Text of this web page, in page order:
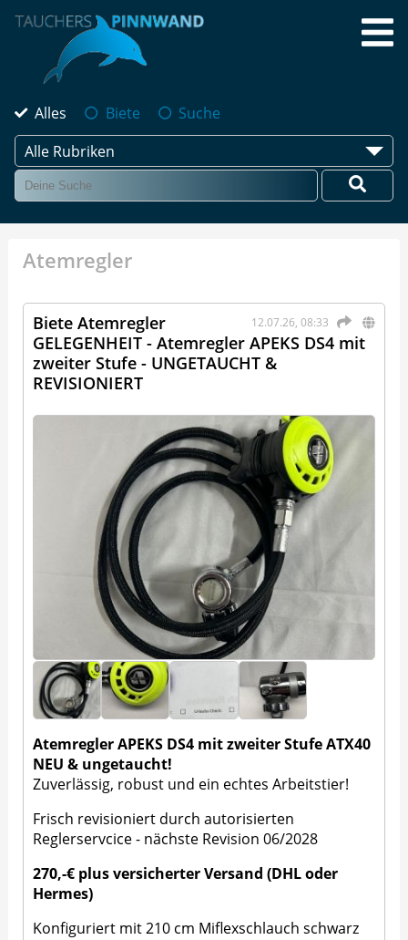
Alles Biete
Suche
Alle Rubriken
Atemregler
12.07.26, 08:33
Biete Atemregler
GELEGENHEIT - Atemregler APEKS DS4 mit
zweiter Stufe - UNGETAUCHT &
REVISIONIERT
Atemregler APEKS DS4 mit zweiter Stufe ATX40
NEU & ungetaucht!
Zuverlässig, robust und ein echtes Arbeitstier!
Frisch revisioniert durch autorisierten
Reglerservcice - nächste Revision 06/2028
270,-€ plusversicherter Versand (DHL oder
Hermes)
Konfiguriert mit 210 cm Miflexschlauch schwarz